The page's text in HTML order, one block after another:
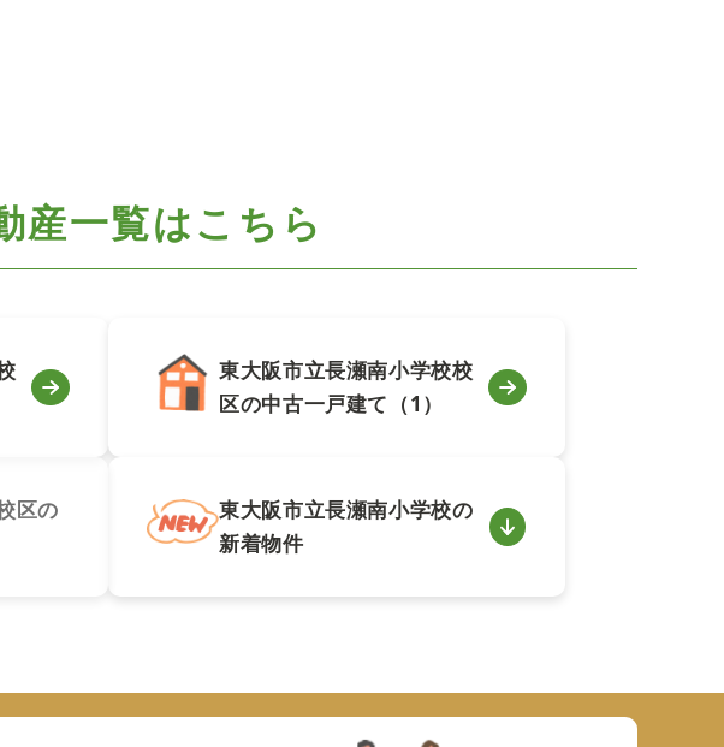
産一覧はこちら
東大阪市立長瀬南小学校校
区の中古一戸建て（1）
区の
東大阪市立長瀬南小学校の
新着物件